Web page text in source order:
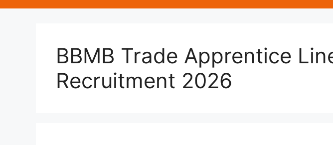
BBMB Trade Apprentice
Recruitment 2026